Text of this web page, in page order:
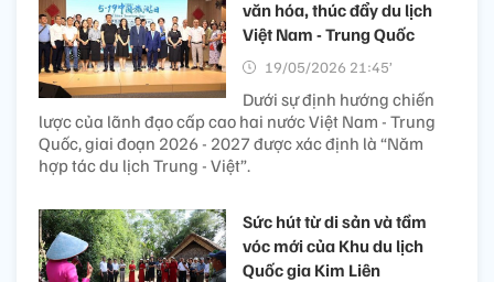
văn hóa, thúc đẩy du lịch
Việt Nam - Trung Quốc
19/05/2026 21:45’
Dưới sự định hướng chiến
lược của lãnh đạo cấp cao hai nước Việt Nam - Trung
Quốc, giai đoạn 2026 - 2027 được xác định là “Năm
hợp tác du lịch Trung - Việt”.
Sức hút từ di sản và tầm
vóc mới của Khu du lịch
Quốc gia Kim Liên